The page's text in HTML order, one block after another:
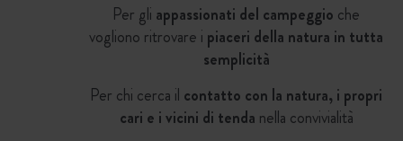
surf e passeggiate nel bosco.
Per gli appassionati del campeggio che
vogliono ritrovare i piaceri della natura in tutta
semplicità
Per chi cerca il contatto con la natura, i propri
cari e i vicini di tenda nella convivialità